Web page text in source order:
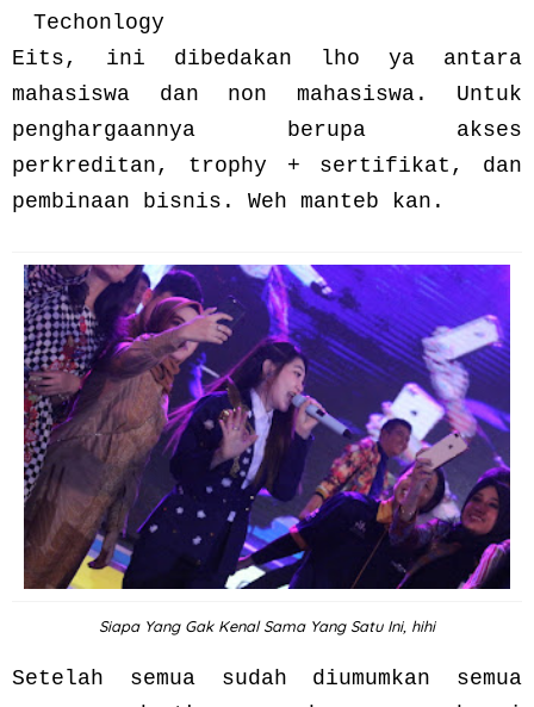
Techonlogy
Eits, ini dibedakan lho ya antara
mahasiswa dan non mahasiswa. Untuk
penghargaannya berupa akses
perkreditan, trophy + sertifikat, dan
pembinaan bisnis. Weh manteb kan.
Siapa Yang Gak Kenal Sama Yang Satu Ini, hihi
Setelah semua sudah diumumkan semua